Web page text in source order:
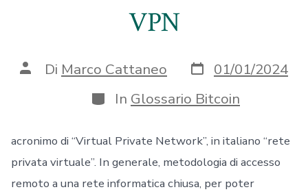
VPN
Autore
articolo
Di Marco Cattaneo Data
articolo
01/01/2024
Categorie
In Glossario Bitcoin
acronimo di “Virtual Private Network”, in italiano “rete
privata virtuale”. In generale, metodologia di accesso
remoto a una rete informatica chiusa, per poter